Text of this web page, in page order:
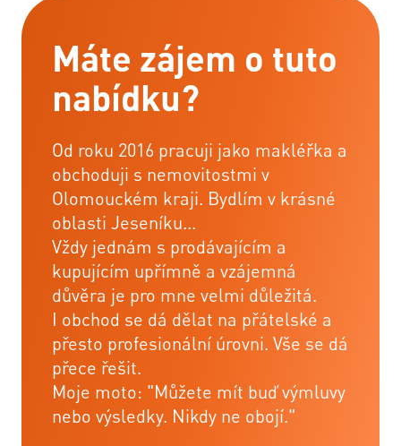
Máte zájem o tuto
nabídku?
Od roku 2016 pracuji jako makléřka a
obchoduji s nemovitostmi v
Olomouckém kraji. Bydlím v krásné
oblasti Jeseníku...
Vždy jednám s prodávajícím a
kupujícím upřímně a vzájemná
důvěra je pro mne velmi důležitá.
I obchod se dá dělat na přátelské a
přesto profesionální úrovni. Vše se dá
přece řešit.
Moje moto: "Můžete mít buď výmluvy
nebo výsledky. Nikdy ne obojí."